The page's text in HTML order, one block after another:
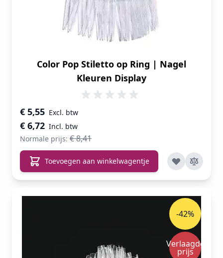
Color Pop Stiletto op Ring | Nagel
Kleuren Display
Speciale prijs
€ 6,72
€ 5,55
Normale prijs: € 8,41
Toevoegen aan winkelwagentje
-42%
Verlaagde
prijs